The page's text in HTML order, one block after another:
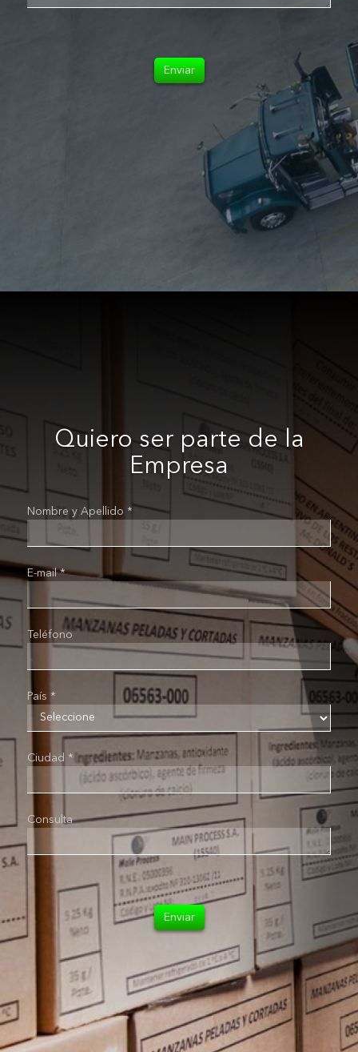
Enviar
Quiero ser parte de la
Empresa
Nombre y Apellido *
E-mail *
Teléfono
País *
Ciudad *
Consulta
Enviar